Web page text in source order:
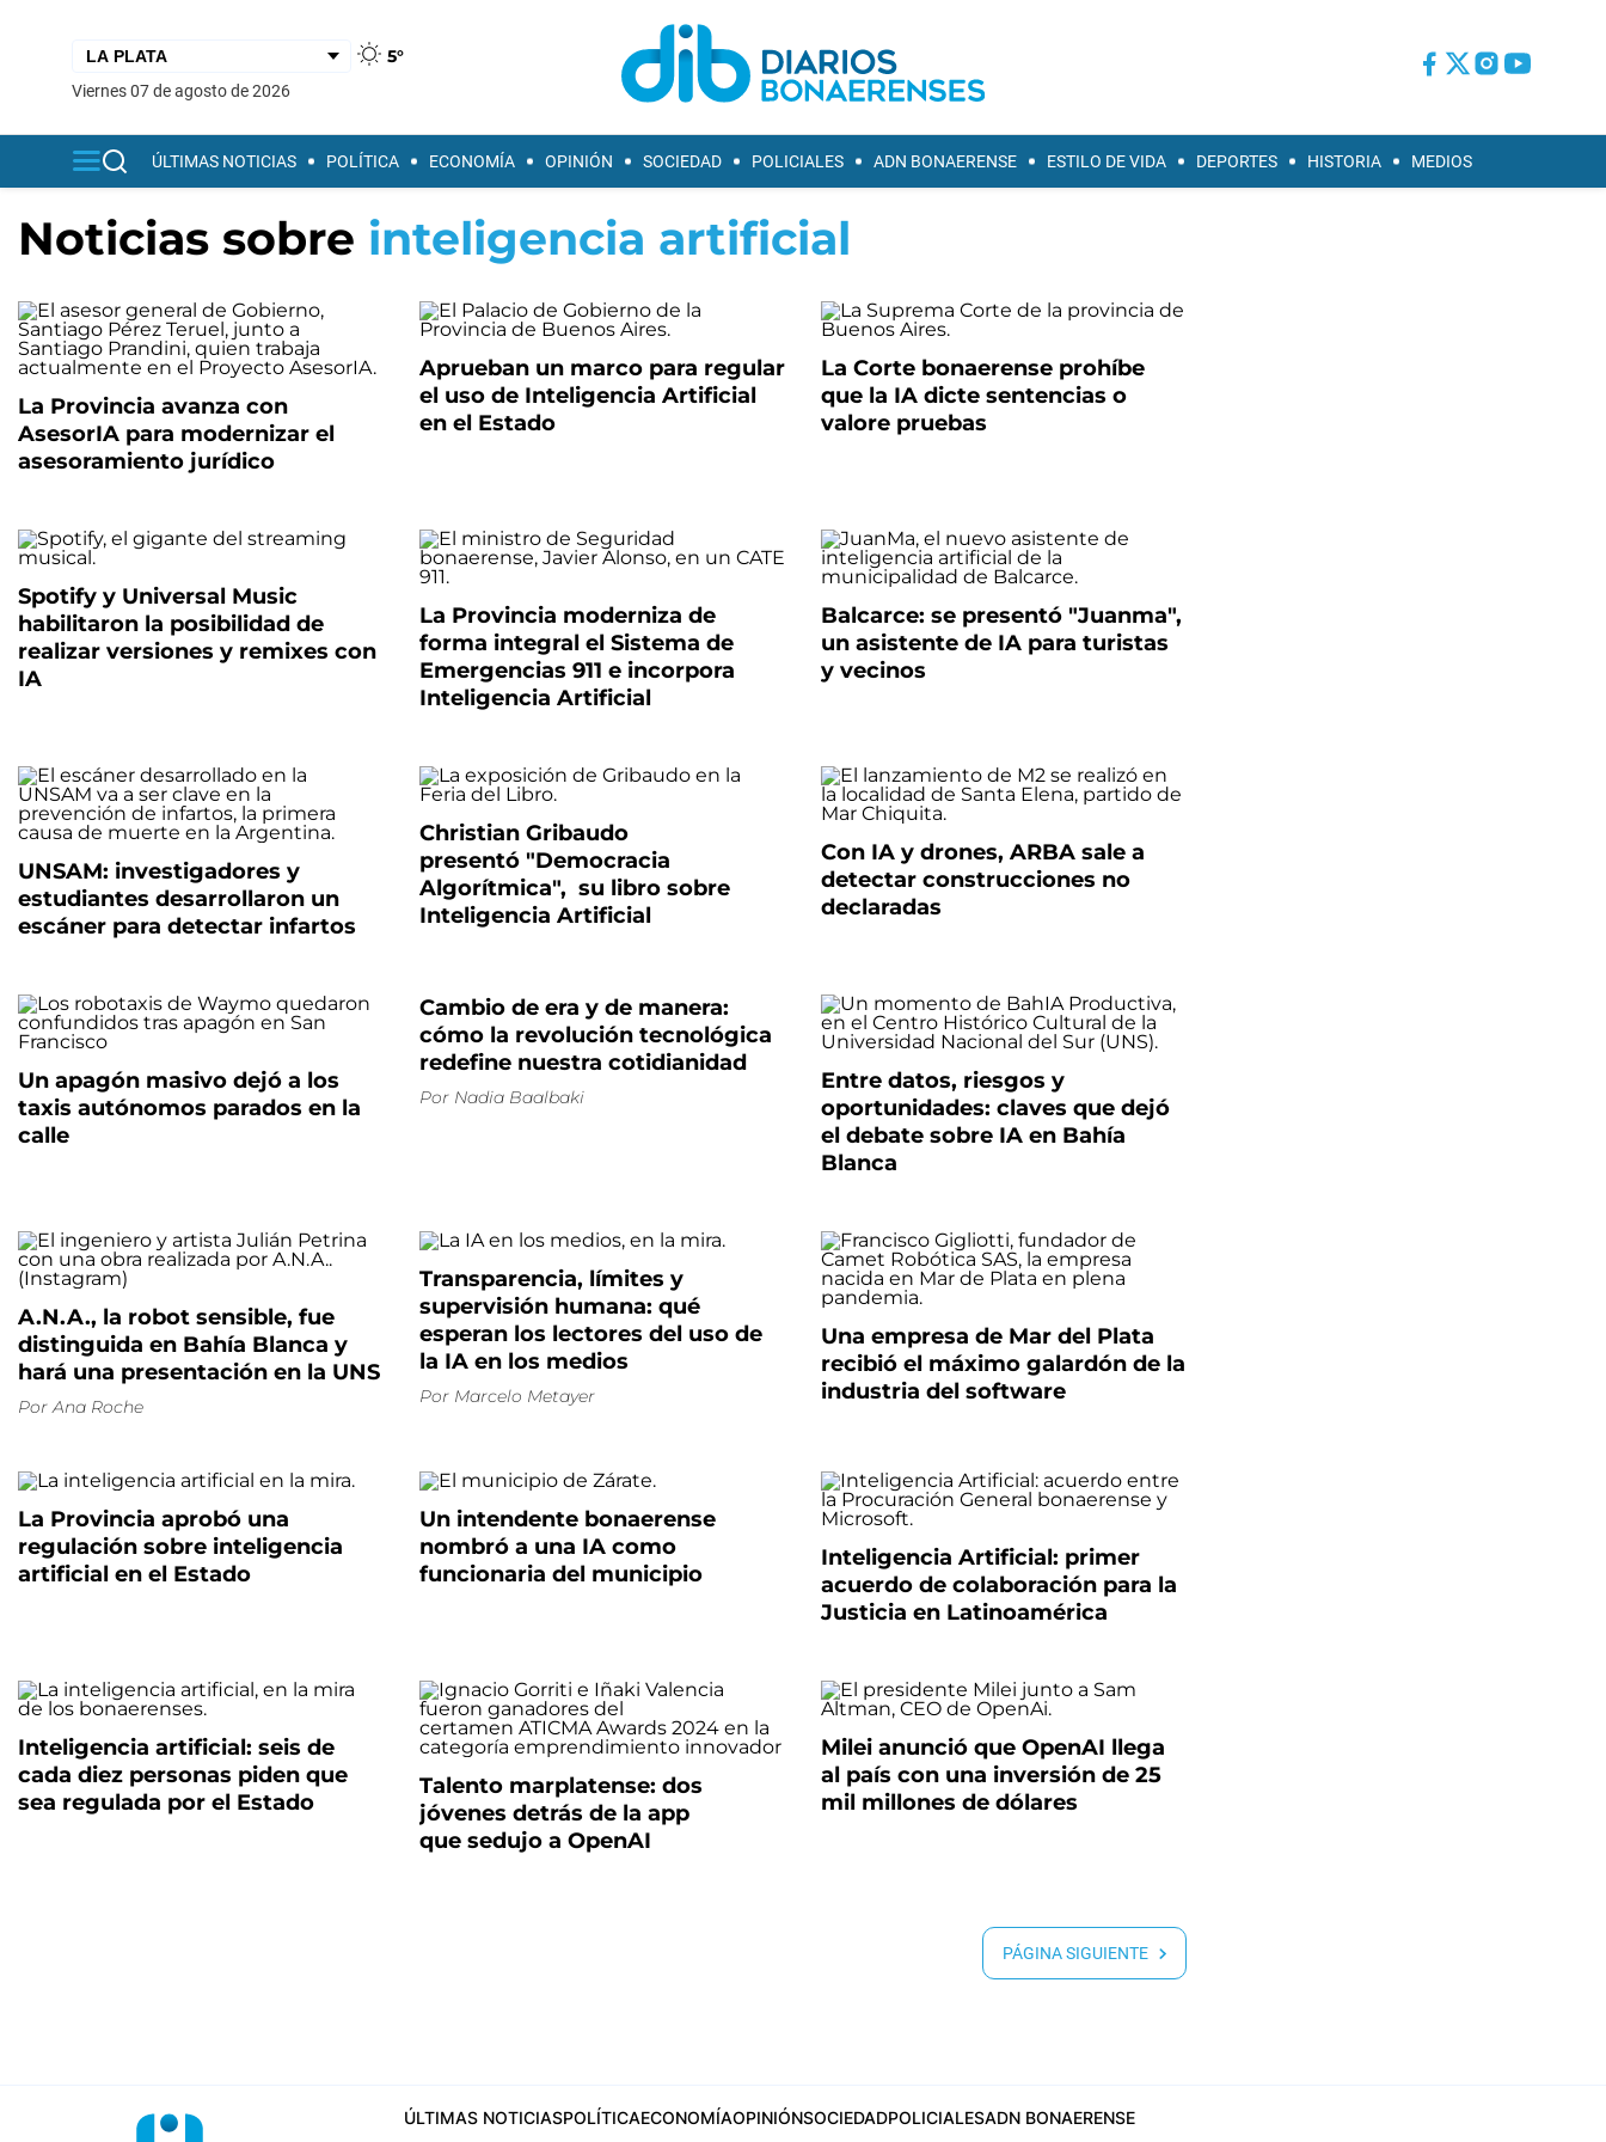
5°
viernes 07 de agosto de 2026
ÚLTIMAS NOTICIAS POLÍTICA ECONOMÍA OPINIÓN SOCIEDAD POLICIALES ADN BONAERENSE ESTILO DE VIDA DEPORTES HISTORIA MEDIOS
Noticias sobre inteligencia artificial
La Provincia avanza con
AsesorIA para modernizar el
asesoramiento jurídico
Aprueban un marco para regular
el uso de Inteligencia Artificial
en el Estado
La Corte bonaerense prohíbe
que la IA dicte sentencias o
valore pruebas
Spotify y Universal Music
habilitaron la posibilidad de
realizar versiones y remixes con
IA
La Provincia moderniza de
forma integral el Sistema de
Emergencias 911 e incorpora
Inteligencia Artificial
Balcarce: se presentó "Juanma",
un asistente de IA para turistas
y vecinos
UNSAM: investigadores y
estudiantes desarrollaron un
escáner para detectar infartos
Christian Gribaudo
presentó "Democracia
Algorítmica", su libro sobre
Inteligencia Artificial
Con IA y drones, ARBA sale a
detectar construcciones no
declaradas
Un apagón masivo dejó a los
taxis autónomos parados en la
calle
Cambio de era y de manera:
cómo la revolución tecnológica
redefine nuestra cotidianidad
Por Nadia Baalbaki
Entre datos, riesgos y
oportunidades: claves que dejó
el debate sobre IA en Bahía
Blanca
A.N.A., la robot sensible, fue
distinguida en Bahía Blanca y
hará una presentación en la UNS
Por Ana Roche
Transparencia, límites y
supervisión humana: qué
esperan los lectores del uso de
la IA en los medios
Por Marcelo Metayer
Una empresa de Mar del Plata
recibió el máximo galardón de la
industria del software
La Provincia aprobó una
regulación sobre inteligencia
artificial en el Estado
Un intendente bonaerense
nombró a una IA como
funcionaria del municipio
Inteligencia Artificial: primer
acuerdo de colaboración para la
Justicia en Latinoamérica
Inteligencia artificial: seis de
cada diez personas piden que
sea regulada por el Estado
Talento marplatense: dos
jóvenes detrás de la app
que sedujo a OpenAI
Milei anunció que OpenAI llega
al país con una inversión de 25
mil millones de dólares
PÁGINA SIGUIENTE
ÚLTIMAS NOTICIASPOLÍTICAECONOMÍAOPINIÓNSOCIEDADPOLICIALESADN BONAERENSE